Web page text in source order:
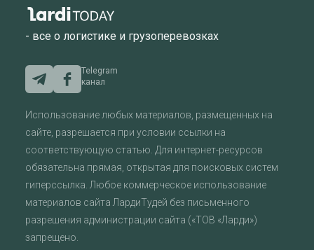
- все о логистике и грузоперевозках
Telegram
канал
Использование любых материалов, размещенных на
сайте, разрешается при условии ссылки на
соответствующую статью. Для интернет-ресурсов
обязательна прямая, открытая для поисковых систем
гиперссылка. Любое коммерческое использование
материалов сайта ЛардиТудей без письменного
разрешения администрации сайта («ТОВ «Ларди»)
запрещено.